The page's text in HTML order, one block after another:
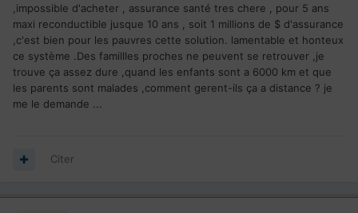
,impossible d'acheter , assurance santé tres chere , pour 5 ans
maxi reconductible jusque 10 ans , soit 1 millions de $ d'assurance
,c'est bien pour les pauvres cette solution. lamentable et honteux
ce système .Des famillles proches ne peuvent se retrouver ,je
trouve ça assez dure ,quand les enfants sont a 6000 km et que
les parents sont malades ,comment gerent-ils ça a distance ? je
me le demande ...
Citer